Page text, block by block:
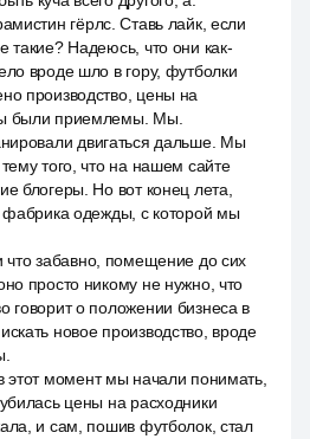
гёрлс. Ставь лайк, если
такие? Надеюсь, что они как-
вроде шло в гору, футболки
производство, цены на
были приемлемы. Мы.
двигаться дальше. Мы
того, что на нашем сайте
блогеры. Но вот конец лета,
фабрика одежды, с которой мы
что забавно, помещение до сих
просто никому не нужно, что
говорит о положении бизнеса в
новое производство, вроде
момент мы начали понимать,
цены на расходники
и сам, пошив футболок, стал